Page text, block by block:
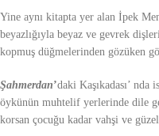
Yine aynı kitapta yer alan İpek
beyazlığıyla beyaz ve gevrek
kopmuş düğmelerinden gözüken
Şahmerdan’daki Kaşıkadası’ nda
öykünün muhtelif yerlerinde dile
korsan çocuğu kadar vahşi ve